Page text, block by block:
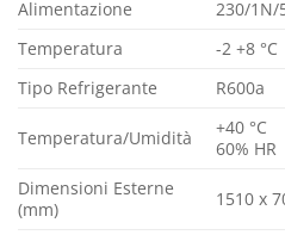
Alimentazione
230/1N/
Temperatura
-2 +8 °C
Tipo Refrigerante
R600a
Temperatura/Umidità
+40 °C
60% HR
Dimensioni Esterne
(mm)
1510 x